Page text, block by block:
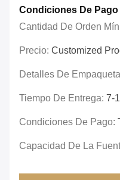
Condiciones De
Cantidad De Orden
Precio: Customized
Detalles De
Tiempo De Entrega: 7-
Condiciones De Pago:
Capacidad De La